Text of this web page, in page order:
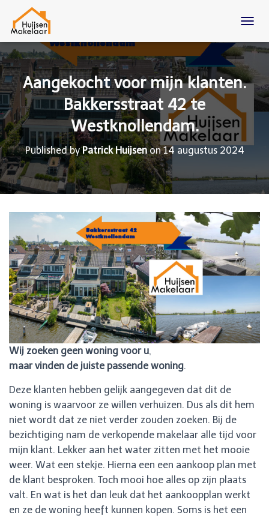
O
G
G
L
G
I
Aangekocht voor mijn klanten.
Bakkersstraat 42 te
Westknollendam.
Published byPatrick Huijsenon14 augustus 2024
Wij zoeken geen woning voor u,
maar vinden de juiste passende woning.
Deze klanten hebben gelijk aangegeven dat dit de
woning is waarvoor ze willen verhuizen. Dus als dit hem
niet wordt dat ze niet verder zouden zoeken. Bij de
bezichtiging nam de verkopende makelaar alle tijd voor
mijn klant. Lekker aan het water zitten met het mooie
weer. Wat een stekje. Hierna een een aankoop plan met
de klant besproken. Toch mooi hoe alles op zijn plaats
valt. En wat is het dan leuk dat het aankoopplan werkt
en ze de woning heeft kunnen kopen. Soms is het een